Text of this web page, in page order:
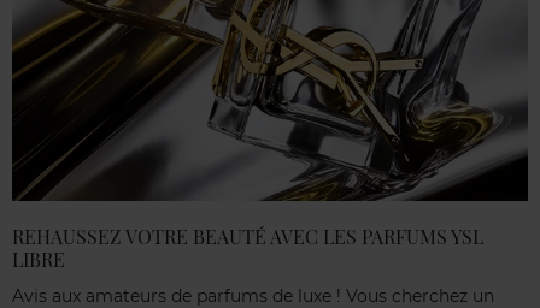
REHAUSSEZ VOTRE BEAUTÉ AVEC LES PARFUMS YSL
LIBRE
Avis aux amateurs de parfums de luxe ! Vous cherchez un